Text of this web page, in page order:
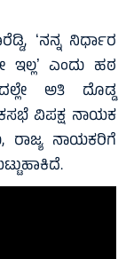
ʻನನ್ನ ನಿರ್ಧಾರ
ಎಂದು ಹಠ
ಅತಿ ದೊಡ್ಡ
ವಿಪಕ್ಷ ನಾಯಕ
ರಾಜ್ಯ ನಾಯಕರಿಗೆ